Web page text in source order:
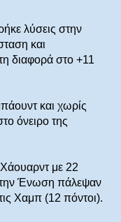
λύσεις στην
και
διαφορά στο +11
και χωρίς
όνειρο της
με 22
Ένωση πάλεψαν
Χαμπ (12 πόντοι).